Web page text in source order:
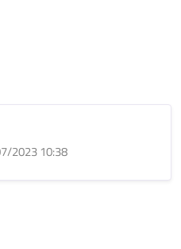
2023 10:38